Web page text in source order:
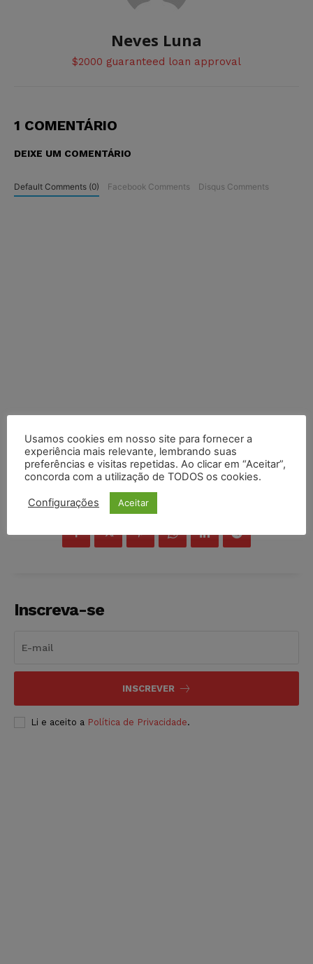
Neves Luna
$2000 guaranteed loan approval
1 COMENTÁRIO
DEIXE UM COMENTÁRIO
Default Comments (0) Facebook Comments Disqus Comments
COMPARTILHE
Inscreva-se
INSCREVER
Li e aceito a Política de Privacidade.
Usamos cookies em nosso site para fornecer a
experiência mais relevante, lembrando suas
preferências e visitas repetidas. Ao clicar em “Aceitar”,
concorda com a utilização de TODOS os cookies.
Configurações Aceitar